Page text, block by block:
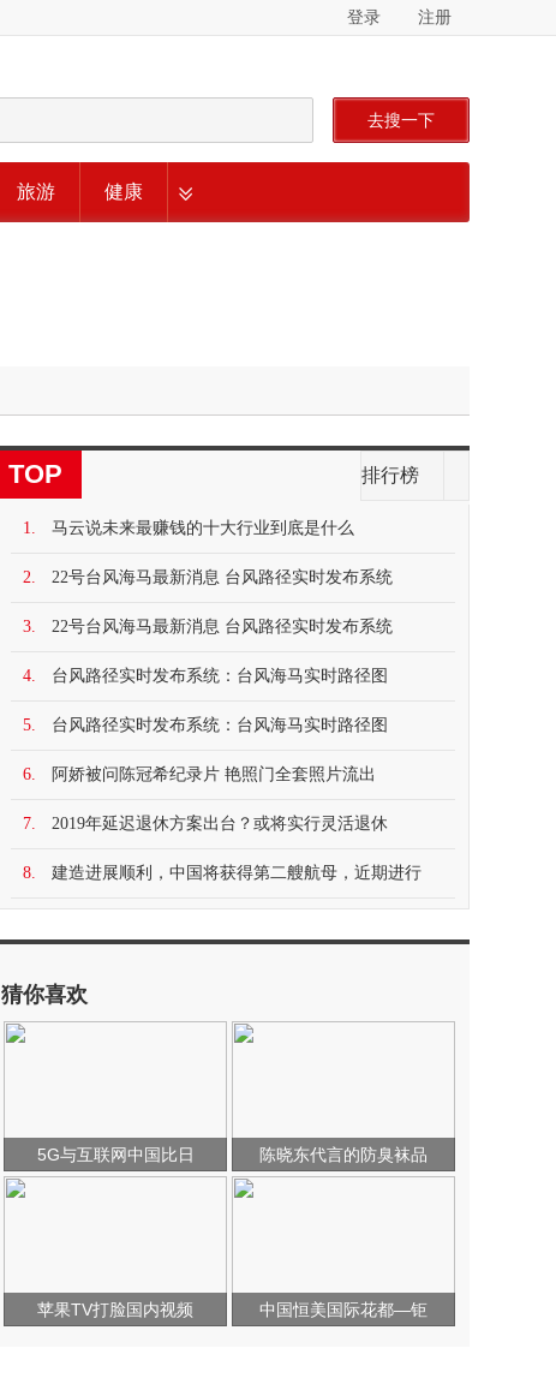
登录 注册
去搜一下
旅游 健康
TOP 排行榜
1. 马云说未来最赚钱的十大行业到底是什么
2. 22号台风海马最新消息 台风路径实时发布系统
3. 22号台风海马最新消息 台风路径实时发布系统
4. 台风路径实时发布系统：台风海马实时路径图
5. 台风路径实时发布系统：台风海马实时路径图
6. 阿娇被问陈冠希纪录片 艳照门全套照片流出
7. 2019年延迟退休方案出台？或将实行灵活退休
8. 建造进展顺利，中国将获得第二艘航母，近期进行
猜你喜欢
5G与互联网中国比日 陈晓东代言的防臭袜品
苹果TV打脸国内视频 中国恒美国际花都—钜